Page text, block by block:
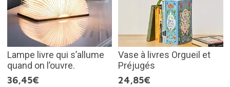
Lampe livre qui s’allume
quand on l’ouvre.
36,45€
Vase à livres Orgueil et
Préjugés
24,85€